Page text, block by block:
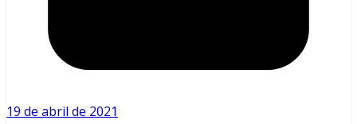
19 de abril de 2021